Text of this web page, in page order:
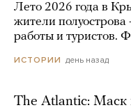
Лето 2026 года в
жители полуострова
работы и туристов.
ИСТОРИИ день назад
The Atlantic: Маск